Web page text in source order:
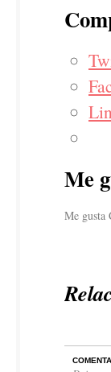
Me
Me gusta